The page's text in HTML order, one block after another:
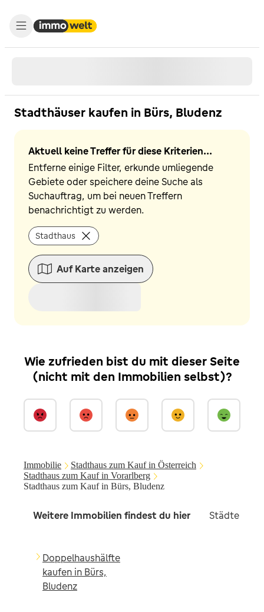
Stadthäuser kaufen in Bürs, Bludenz
Aktuell keine Treffer für diese Kriterien...
Entferne einige Filter, erkunde umliegende
Gebiete oder speichere deine Suche als
Suchauftrag, um bei neuen Treffern
benachrichtigt zu werden.
Stadthaus
Auf Karte anzeigen
Wie zufrieden bist du mit dieser Seite
(nicht mit den Immobilien selbst)?
Immobilie
Stadthaus zum Kauf in Österreich
Stadthaus zum Kauf in Vorarlberg
Stadthaus zum Kauf in Bürs, Bludenz
Weitere Immobilien findest du hier Städte in
Doppelhaushälfte
kaufen in Bürs,
Bludenz